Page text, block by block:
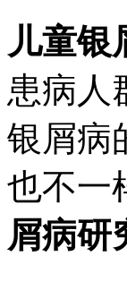
儿童银
患病人
银屑病
也不一
屑病研